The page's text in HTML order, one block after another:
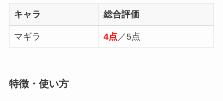
キャラ 総合評価
マギラ 4点 ／5点
特徴・使い方